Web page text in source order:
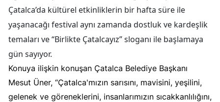
Çatalca’da kültürel etkinliklerin bir hafta süre ile
yaşanacağı festival aynı zamanda dostluk ve kardeşlik
temaları ve “Birlikte Çatalcayız” sloganı ile başlamaya
gün sayıyor.
Konuya ilişkin konuşan Çatalca Belediye Başkanı
Mesut Üner, “Çatalca'mızın sarısını, mavisini, yeşilini,
gelenek ve göreneklerini, insanlarımızın sıcakkanlılığını,